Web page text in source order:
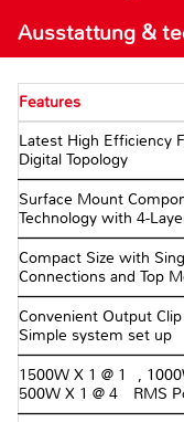
Ausstattung &
Features
Latest High Efficiency
Digital Topology
Surface Mount
Technology with 4-
Compact Size with
Connections and Top
Convenient Output
Simple system set up
1500W X 1 @ 1Ω,
500W X 1 @ 4Ω RMS